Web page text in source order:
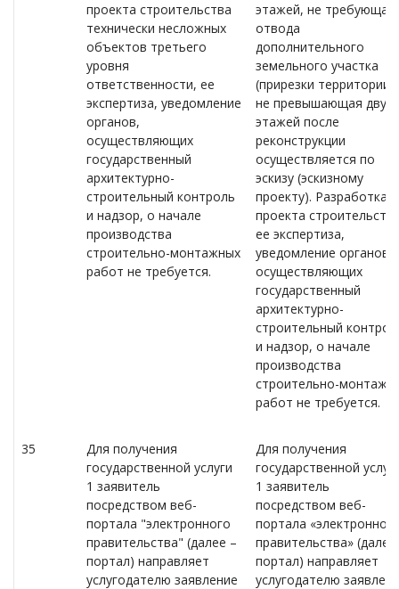
проекта строительства
технически несложных
объектов третьего
уровня
ответственности, ее
экспертиза, уведомление
органов,
осуществляющих
государственный
архитектурно-
строительный контроль
и надзор, о начале
производства
строительно-монтажных
работ не требуется.
этажей, не требующая
отвода
дополнительного
земельного участка
(прирезки территории),
не превышающая двух
этажей после
реконструкции
осуществляется по
эскизу (эскизному
проекту). Разработка
проекта
ее экспертиза,
уведомление органов,
осуществляющих
государственный
архитектурно-
строительный
и надзор, о начале
производства
строительно-
работ не требуется.
35
Для получения
государственной услуги
1 заявитель
посредством веб-
портала "электронного
правительства" (далее –
портал) направляет
услугодателю заявление
Для получения
государственной
1 заявитель
посредством веб-
портала
правительства»
портал) направляет
услугодателю